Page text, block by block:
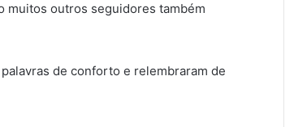
muitos outros seguidores também
de conforto e relembraram de